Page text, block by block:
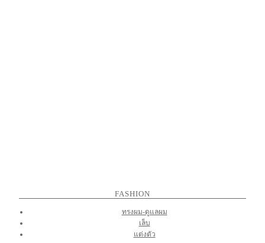
FASHION
ทรงผม-ดูแลผม
เล็บ
แต่งตัว